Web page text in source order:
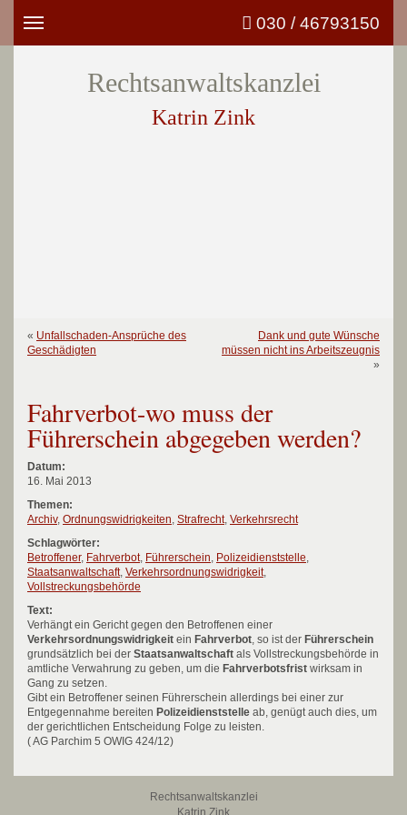
Toggle
030 / 46793150
Rechtsanwaltskanzlei
Katrin Zink
« Unfallschaden-Ansprüche des
Geschädigten
Dank und gute Wünsche
müssen nicht ins Arbeitszeugnis
»
Fahrverbot-wo muss der
Führerschein abgegeben werden?
Datum:
16. Mai 2013
Themen:
Archiv, Ordnungswidrigkeiten, Strafrecht, Verkehrsrecht
Schlagwörter:
Betroffener, Fahrverbot, Führerschein, Polizeidienststelle,
Staatsanwaltschaft, Verkehrsordnungswidrigkeit,
Vollstreckungsbehörde
Text:
Verhängt ein Gericht gegen den Betroffenen einer
Verkehrsordnungswidrigkeit ein Fahrverbot, so ist der Führerschein
grundsätzlich bei der Staatsanwaltschaft als Vollstreckungsbehörde in
amtliche Verwahrung zu geben, um die Fahrverbotsfrist wirksam in
Gang zu setzen.
Gibt ein Betroffener seinen Führerschein allerdings bei einer zur
Entgegennahme bereiten Polizeidienststelle ab, genügt auch dies, um
der gerichtlichen Entscheidung Folge zu leisten.
( AG Parchim 5 OWIG 424/12)
Rechtsanwaltskanzlei
Katrin Zink